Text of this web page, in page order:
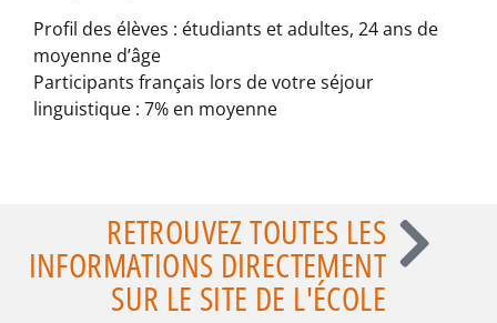
Profil des élèves : étudiants et adultes, 24 ans de
moyenne d’âge
Participants français lors de votre séjour
linguistique : 7% en moyenne
RETROUVEZ TOUTES LES
INFORMATIONS DIRECTEMENT
SUR LE SITE DE L'ÉCOLE